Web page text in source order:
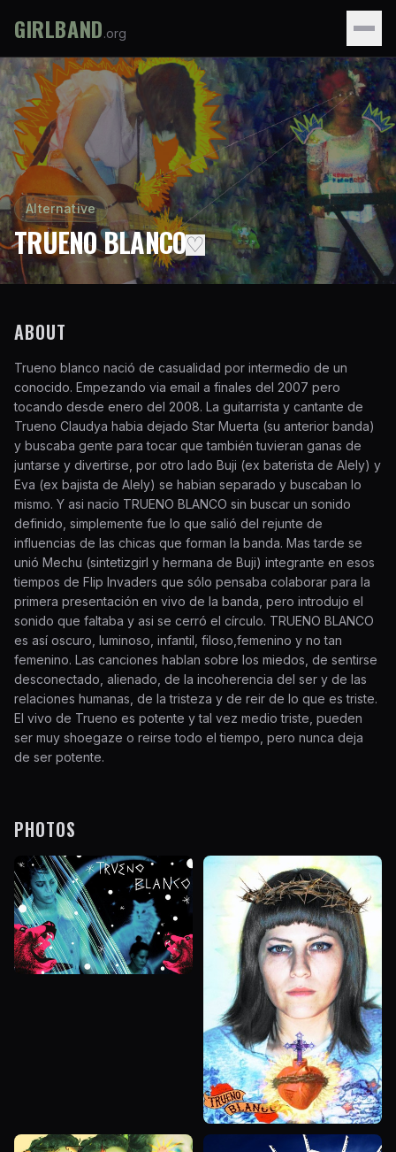
GIRLBAND.org
Alternative
TRUENO BLANCO♡
ABOUT
Trueno blanco nació de casualidad por intermedio de un
conocido. Empezando via email a finales del 2007 pero
tocando desde enero del 2008. La guitarrista y cantante de
Trueno Claudya habia dejado Star Muerta (su anterior banda)
y buscaba gente para tocar que también tuvieran ganas de
juntarse y divertirse, por otro lado Buji (ex baterista de Alely) y
Eva (ex bajista de Alely) se habian separado y buscaban lo
mismo. Y asi nacio TRUENO BLANCO sin buscar un sonido
definido, simplemente fue lo que salió del rejunte de
influencias de las chicas que forman la banda. Mas tarde se
unió Mechu (sintetizgirl y hermana de Buji) integrante en esos
tiempos de Flip Invaders que sólo pensaba colaborar para la
primera presentación en vivo de la banda, pero introdujo el
sonido que faltaba y asi se cerró el círculo. TRUENO BLANCO
es así oscuro, luminoso, infantil, filoso,femenino y no tan
femenino. Las canciones hablan sobre los miedos, de sentirse
desconectado, alienado, de la incoherencia del ser y de las
relaciones humanas, de la tristeza y de reir de lo que es triste.
El vivo de Trueno es potente y tal vez medio triste, pueden
ser muy shoegaze o reirse todo el tiempo, pero nunca deja
de ser potente.
PHOTOS